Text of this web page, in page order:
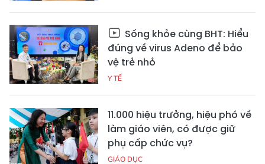
Sống khỏe cùng BHT: Hiểu
đúng về virus Adeno để bảo
vệ trẻ nhỏ
Y TẾ
11.000 hiệu trưởng, hiệu phó về
làm giáo viên, có được giữ
phụ cấp chức vụ?
GIÁO DỤC